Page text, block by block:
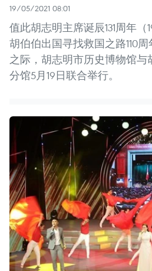
19/05/2021 08:01
值此胡志明主席诞辰131周年（
胡伯伯出国寻找救国之路110周年
之际，胡志明市历史博物馆
分馆5月19日联合举行。